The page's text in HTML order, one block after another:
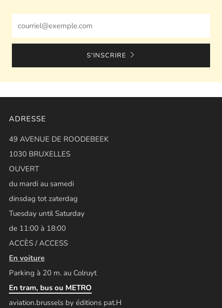
S'INSCRIRE
ADRESSE
49 AVENUE DE ROODEBEEK
1030 BRUXELLES
OUVERT
du mardi au samedi
dinsdag tot zaterdag
Tuesday until Saturday
de 11:00 à 18:00
ACCÈS / ACCESS
En voiture
Parking à 20 m. au Colruyt
En tram, bus ou METRO
aviation.brussels by éditions pat.H